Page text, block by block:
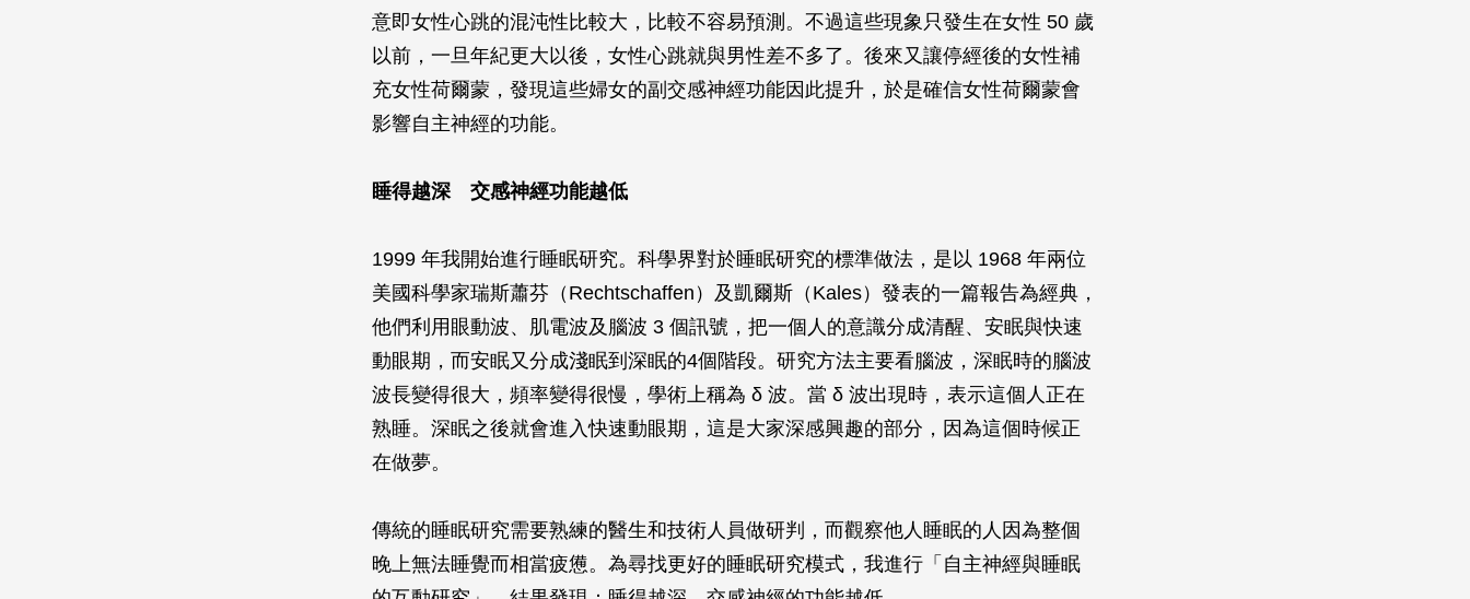
意即女性心跳的混沌性比較大，比較不容易預測。不過這些現象只發生在女性 50 歲
以前，一旦年紀更大以後，女性心跳就與男性差不多了。後來又讓停經後的女性補
充女性荷爾蒙，發現這些婦女的副交感神經功能因此提升，於是確信女性荷爾蒙會
影響自主神經的功能。
睡得越深 交感神經功能越低
1999 年我開始進行睡眠研究。科學界對於睡眠研究的標準做法，是以 1968 年兩位
美國科學家瑞斯蕭芬（Rechtschaffen）及凱爾斯（Kales）發表的一篇報告為經典，
他們利用眼動波、肌電波及腦波 3 個訊號，把一個人的意識分成清醒、安眠與快速
動眼期，而安眠又分成淺眠到深眠的4個階段。研究方法主要看腦波，深眠時的腦波
波長變得很大，頻率變得很慢，學術上稱為 δ 波。當 δ 波出現時，表示這個人正在
熟睡。深眠之後就會進入快速動眼期，這是大家深感興趣的部分，因為這個時候正
在做夢。
傳統的睡眠研究需要熟練的醫生和技術人員做研判，而觀察他人睡眠的人因為整個
晚上無法睡覺而相當疲憊。為尋找更好的睡眠研究模式，我進行「自主神經與睡眠